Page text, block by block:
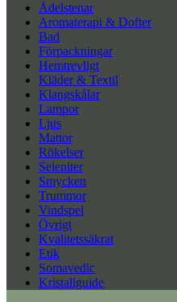
Ädelstenar
Aromaterapi & Dofter
Bad
Förpackningar
Hemtrevligt
Kläder & Textil
Klangskålar
Lampor
Ljus
Mattor
Rökelser
Seleniter
Smycken
Trummor
Vindspel
Övrigt
Kvalitetssäkrat
Etik
Somavedic
Kristallguide